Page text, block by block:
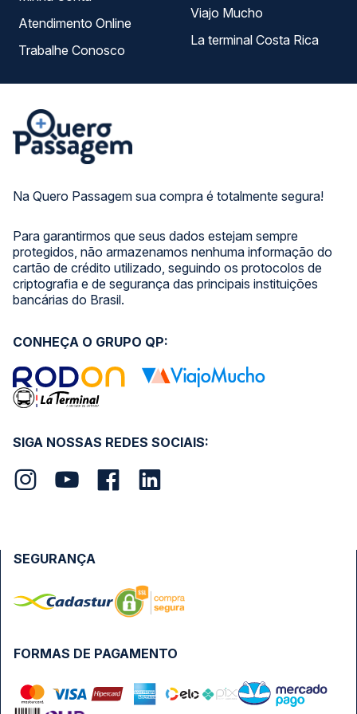
Na Quero Passagem sua compra é totalmente segura!
Para garantirmos que seus dados estejam sempre
protegidos, não armazenamos nenhuma informação do
cartão de crédito utilizado, seguindo os protocolos de
criptografia e de segurança das principais instituições
bancárias do Brasil.
Atendimento Online
Trabalhe Conosco
Viajo Mucho
La terminal Costa Rica
SIGA NOSSAS REDES SOCIAIS:
CONHEÇA O GRUPO QP:
FORMAS DE PAGAMENTO
SEGURANÇA